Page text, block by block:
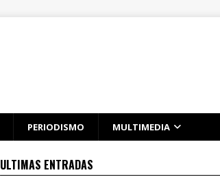
PERIODISMO MULTIMEDIA
ULTIMAS ENTRADAS